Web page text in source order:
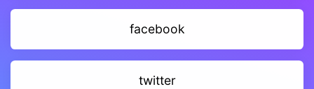
facebook
twitter